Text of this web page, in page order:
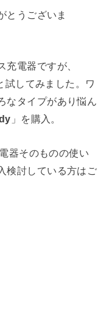
とうございま
電器ですが、
試してみました。ワ
なタイプがあり悩ん
」を購入。
器そのものの使い
検討している方はご